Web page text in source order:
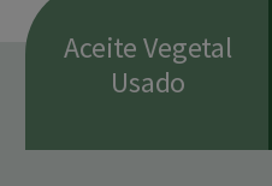
Aceite Vegetal
Usado